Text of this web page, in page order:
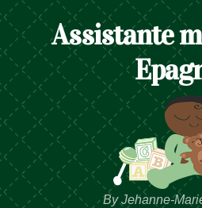
Assistante
By Jehanne-